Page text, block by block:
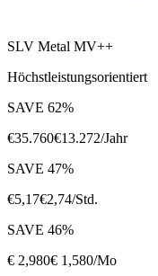
SLV Metal MV++
Höchstleistungsorientiert
SAVE 62%
€35.760€13.272/Jahr
SAVE 47%
€5,17€2,74/Std.
SAVE 46%
€ 2,980€ 1,580/Mo